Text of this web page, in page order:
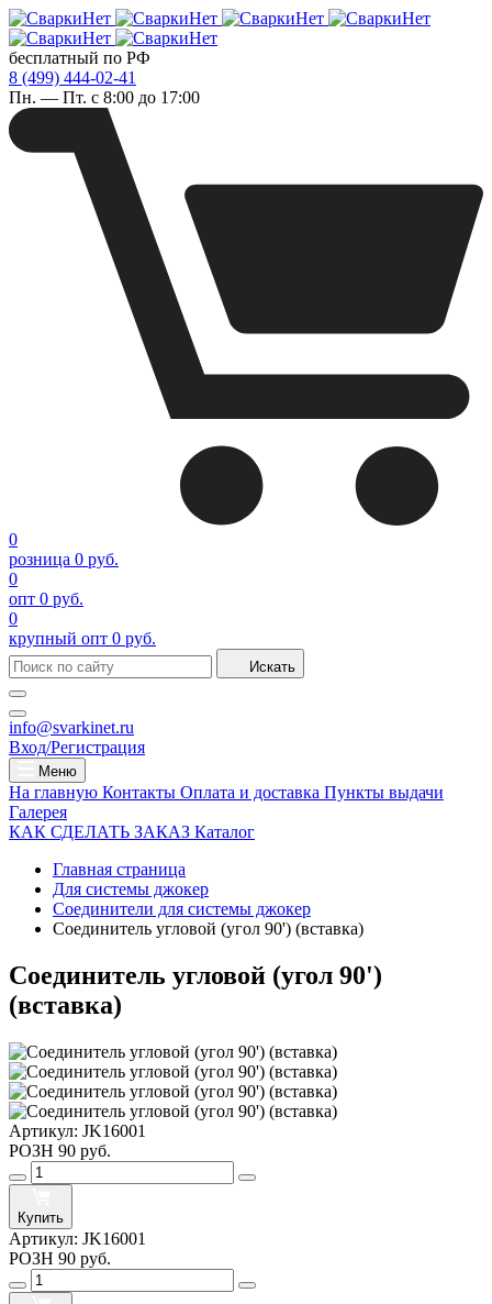
бесплатный по РФ
8 (499) 444-02-41
Пн. — Пт. с 8:00 до 17:00
0
розница 0 руб.
0
опт 0 руб.
0
крупный опт 0 руб.
Искать
info@svarkinet.ru
Вход/Регистрация
Меню
На главную Контакты Оплата и доставка Пункты выдачи
Галерея
КАК СДЕЛАТЬ ЗАКАЗ Каталог
Главная страница
Для системы джокер
Соединители для системы джокер
Соединитель угловой (угол 90') (вставка)
Соединитель угловой (угол 90')
(вставка)
Артикул: JK16001
РОЗН 90 руб.
Купить
Артикул: JK16001
РОЗН 90 руб.